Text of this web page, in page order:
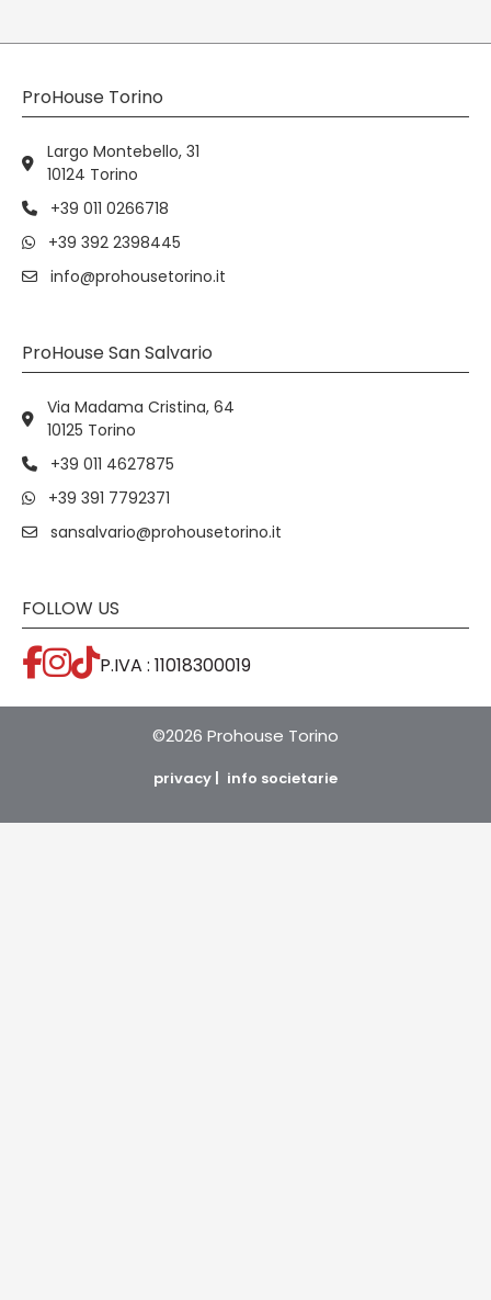
ProHouse Torino
Largo Montebello, 31
10124 Torino
+39 011 0266718
+39 392 2398445
info@prohousetorino.it
ProHouse San Salvario
Via Madama Cristina, 64
10125 Torino
+39 011 4627875
+39 391 7792371
sansalvario@prohousetorino.it
FOLLOW US
P.IVA : 11018300019
©2026 Prohouse Torino
privacy | info societarie